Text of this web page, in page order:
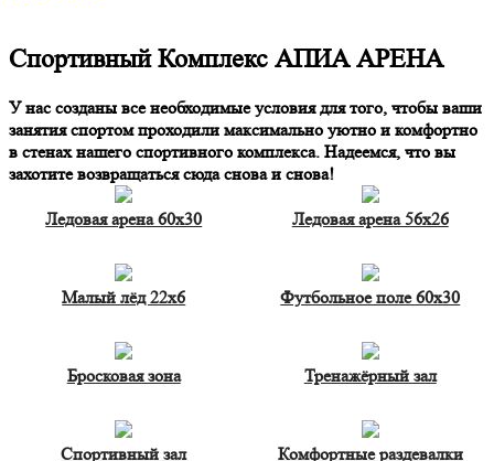
Спортивный Комплекс АПИА АРЕНА
У нас созданы все необходимые условия для того, чтобы ваши
занятия спортом проходили максимально уютно и комфортно
в стенах нашего спортивного комплекса. Надеемся, что вы
захотите возвращаться сюда снова и снова!
Ледовая арена 60х30 Ледовая арена 56х26
Малый лёд 22х6 Футбольное поле 60х30
Бросковая зона Тренажёрный зал
Спортивный зал Комфортные раздевалки